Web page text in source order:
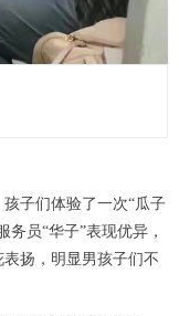
子们体验了一次“瓜子
员“华子”表现优异，
扬，明显男孩子们不